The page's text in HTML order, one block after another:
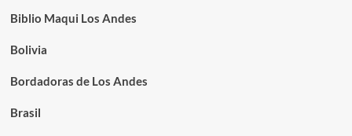
Biblio Maqui Los Andes
Bolivia
Bordadoras de Los Andes
Brasil